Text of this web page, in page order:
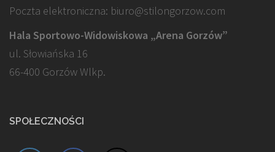
Poczta elektroniczna: biuro@stilongorzow.com
Hala Sportowo-Widowiskowa „Arena Gorzów”
ul. Słowiańska 16
66-400 Gorzów Wlkp.
SPOŁECZNOŚCI